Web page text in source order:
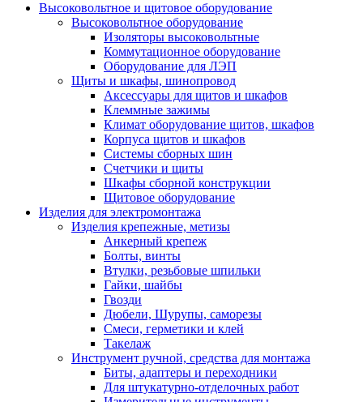
Высоковольтное и щитовое оборудование
Высоковольтное оборудование
Изоляторы высоковольтные
Коммутационное оборудование
Оборудование для ЛЭП
Щиты и шкафы, шинопровод
Аксессуары для щитов и шкафов
Клеммные зажимы
Климат оборудование щитов, шкафов
Корпуса щитов и шкафов
Системы сборных шин
Счетчики и щиты
Шкафы сборной конструкции
Щитовое оборудование
Изделия для электромонтажа
Изделия крепежные, метизы
Анкерный крепеж
Болты, винты
Втулки, резьбовые шпильки
Гайки, шайбы
Гвозди
Дюбели, Шурупы, саморезы
Смеси, герметики и клей
Такелаж
Инструмент ручной, средства для монтажа
Биты, адаптеры и переходники
Для штукатурно-отделочных работ